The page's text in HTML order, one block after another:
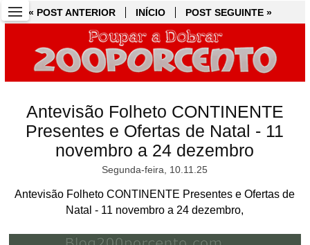
« POST ANTERIOR INÍCIO POST SEGUINTE »
Antevisão Folheto CONTINENTE
Presentes e Ofertas de Natal - 11
novembro a 24 dezembro
Segunda-feira, 10.11.25
Antevisão Folheto CONTINENTE Presentes e Ofertas de
Natal - 11 novembro a 24 dezembro,
« POST ANTERIOR INÍCIO POST SEGUINTE »